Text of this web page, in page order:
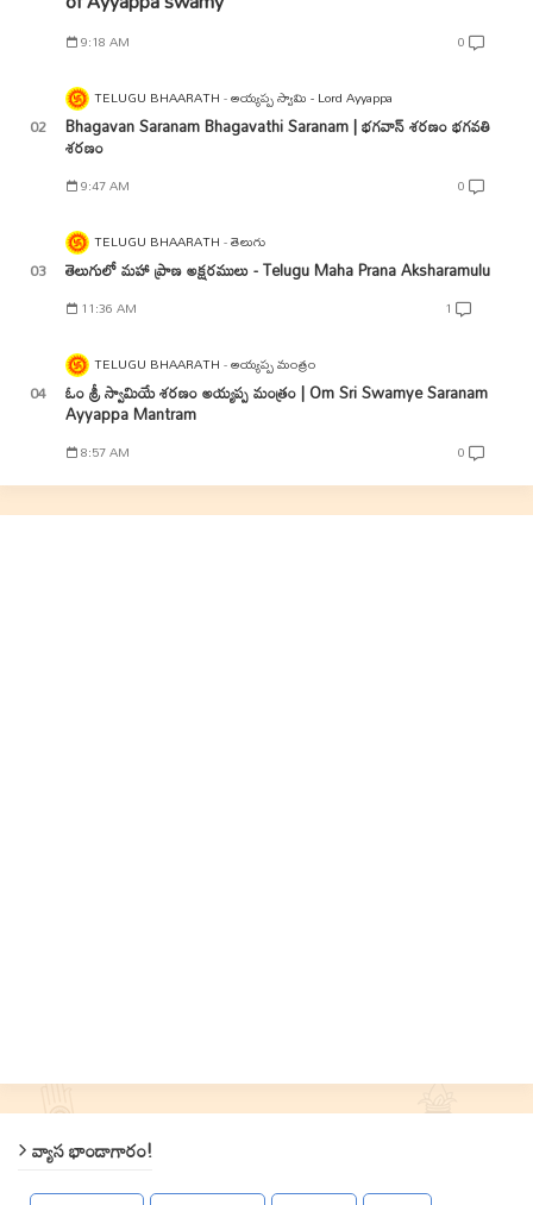
9:18 AM 0
TELUGU BHAARATH అయ్యప్ప స్వామి - Lord Ayyappa
Bhagavan Saranam Bhagavathi Saranam | భగవాన్ శరణం భగవతి
శరణం
9:47 AM 0
TELUGU BHAARATH తెలుగు
తెలుగులో మహా ప్రాణ అక్షరములు - Telugu Maha Prana Aksharamulu
11:36 AM 1
TELUGU BHAARATH అయ్యప్ప మంత్రం
ఓం శ్రీ స్వామియే శరణం అయ్యప్ప మంత్రం | Om Sri Swamye Saranam
Ayyappa Mantram
8:57 AM 0
వ్యాస భాండాగారం!